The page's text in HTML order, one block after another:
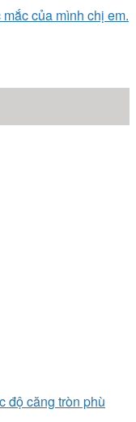
của mình chị em.
độ căng tròn phù